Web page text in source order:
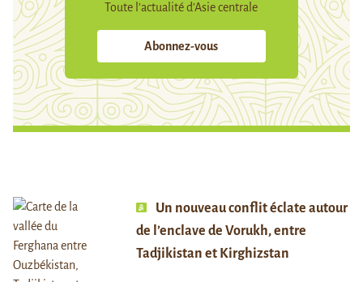
Toute l’actualité d’Asie centrale
Abonnez-vous
Un nouveau conflit éclate autour
de l’enclave de Vorukh, entre
Tadjikistan et Kirghizstan